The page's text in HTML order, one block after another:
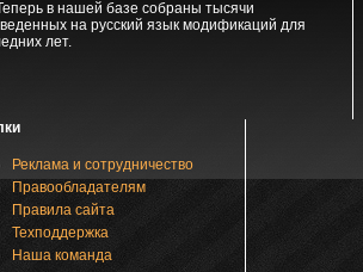
в нашей базе собраны тысячи
на русский язык модификаций для
лет.
Реклама и сотрудничество
Правообладателям
Правила сайта
Техподдержка
Наша команда